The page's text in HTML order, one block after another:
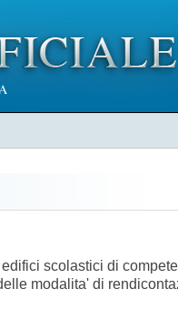
scolastici di
modalita' di